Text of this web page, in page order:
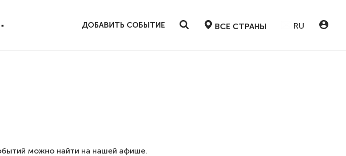
ДОБАВИТЬ СОБЫТИЕ ВСЕ СТРАНЫ RU
можно найти на нашей афише.